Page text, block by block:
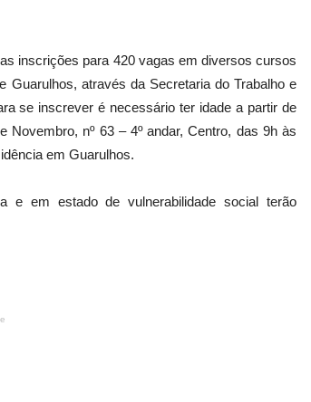
inscrições para 420 vagas em diversos cursos
Guarulhos, através da Secretaria do Trabalho e
se inscrever é necessário ter idade a partir de
Novembro, nº 63 – 4º andar, Centro, das 9h às
em Guarulhos.
e em estado de vulnerabilidade social terão